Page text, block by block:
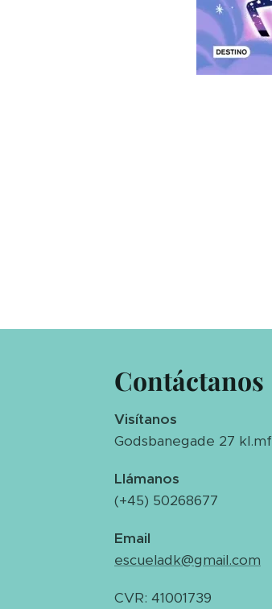
Contáctanos
Visítanos
Godsbanegade 27 kl.mf
Llámanos
(+45) 50268677
Email
escueladk@gmail.com
CVR: 41001739